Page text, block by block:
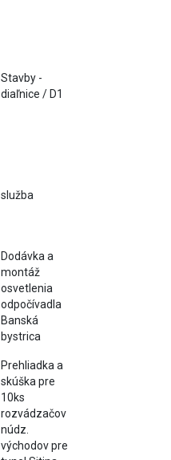
Stavby -
diaľnice / D1
služba
Dodávka a
montáž
osvetlenia
odpočívadla
Banská
bystrica
Prehliadka a
skúška pre
10ks
rozvádzačov
núdz.
východov pre